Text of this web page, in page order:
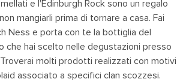
e l'Edinburgh Rock sono un regalo
mangiarli prima di tornare a casa. Fai
Ness e porta con te la bottiglia del
che hai scelto nelle degustazioni presso
molti prodotti realizzati con motivi
associato a specifici clan scozzesi.